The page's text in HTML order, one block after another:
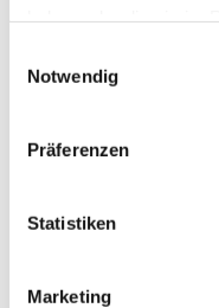
Notwendig
Präferenzen
Statistiken
Marketing